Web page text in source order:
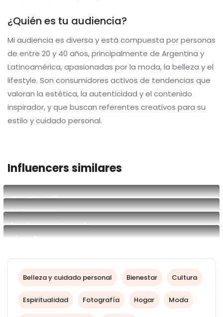
¿Quién es tu audiencia?
Mi audiencia es diversa y está compuesta por personas
de entre 20 y 40 años, principalmente de Argentina y
Latinoamérica, apasionadas por la moda, la belleza y el
lifestyle. Son consumidores activos de tendencias que
valoran la estética, la autenticidad y el contenido
inspirador, y que buscan referentes creativos para su
estilo y cuidado personal.
Influencers similares
mermorelli
Blogger
Luliroman
creadora ugc
basicamentemelu
Lifestyle sin filtro | UGC
vicoyka
grwm, storytimes y humor cotidiano, compartimos
Belleza y cuidado personal Bienestar Cultura
Espiritualidad Fotografía Hogar Moda